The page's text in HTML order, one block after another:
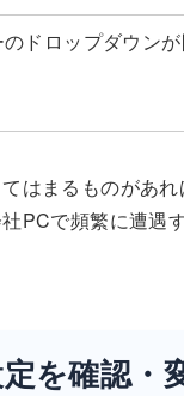
ドロップダウン
はまるものがあ
PCで頻繁に遭遇
を確認・